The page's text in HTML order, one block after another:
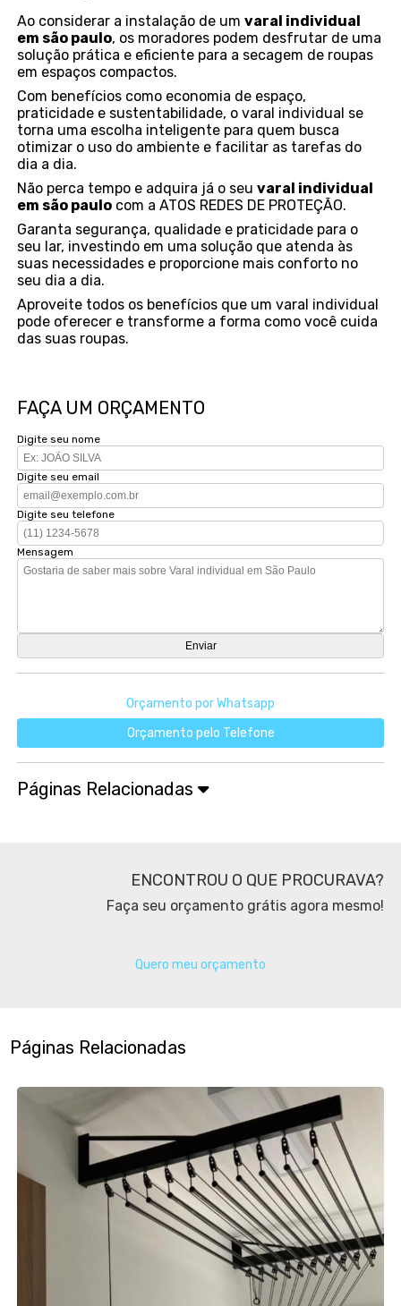
Ao considerar a instalação de umvaral individual
em são paulo, os moradores podem desfrutar de uma
solução prática e eficiente para a secagem de roupas
em espaços compactos.
Com benefícios como economia de espaço,
praticidade e sustentabilidade, o varal individual se
torna uma escolha inteligente para quem busca
otimizar o uso do ambiente e facilitar as tarefas do
dia a dia.
Não perca tempo e adquira já o seuvaral individual
em são paulo com a ATOS REDES DE PROTEÇÃO.
Garanta segurança, qualidade e praticidade para o
seu lar, investindo em uma solução que atenda às
suas necessidades e proporcione mais conforto no
seu dia a dia.
Aproveite todos os benefícios que um varal individual
pode oferecer e transforme a forma como você cuida
das suas roupas.
FAÇA UM ORÇAMENTO
Digite seu nome
Digite seu email
Digite seu telefone
Mensagem
Orçamento por Whatsapp
Orçamento pelo Telefone
Páginas Relacionadas
ENCONTROU O QUE PROCURAVA?
Faça seu orçamento grátis agora mesmo!
Quero meu orçamento
Páginas Relacionadas